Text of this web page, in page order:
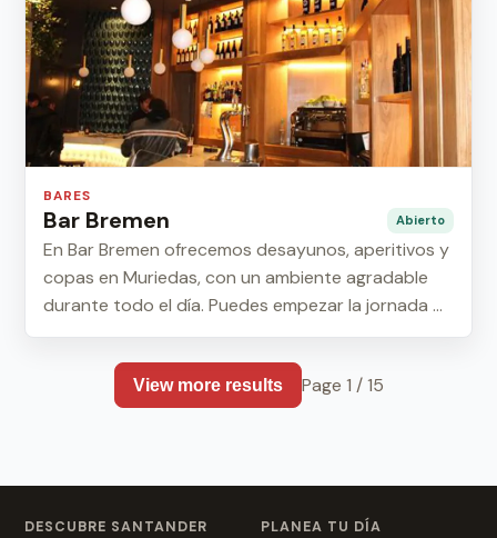
BARES
Bar Bremen Abierto
En Bar Bremen ofrecemos desayunos, aperitivos y
copas en Muriedas, con un ambiente agradable
durante todo el día. Puedes empezar la jornada ...
View more results Page 1 / 15
DESCUBRE SANTANDER PLANEA TU DÍA